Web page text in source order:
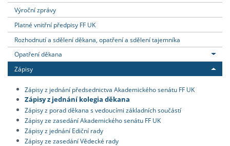
Výroční zprávy
Platné vnitřní předpisy FF UK
Rozhodnutí a sdělení děkana, opatření a sdělení tajemníka
Opatření děkana
Zápisy
Zápisy z jednání předsednictva Akademického senátu FF UK
Zápisy z jednání kolegia děkana
Zápisy z porad děkana s vedoucími základních součástí
Zápisy ze zasedání Akademického senátu FF UK
Zápisy z jednání Ediční rady
Zápisy ze zasedání Vědecké rady